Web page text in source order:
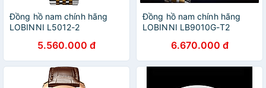
Đồng hồ nam chính hãng
LOBINNI L5012-2
5.560.000 đ
Đồng hồ nam chính hãng
LOBINNI LB9010G-T2
6.670.000 đ